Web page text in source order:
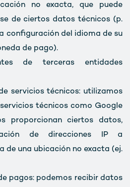
no exacta, que puede
de ciertos datos técnicos (p.
configuración del idioma de su
de pago).
de terceras entidades
servicios técnicos: utilizamos
técnicos como Google
proporcionan ciertos datos,
de direcciones IP a
de una ubicación no exacta (ej.
pagos: podemos recibir datos